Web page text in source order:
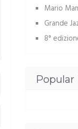
Mario
Grande
8°
Popular